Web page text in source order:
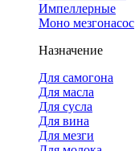
Импеллерные
Моно мезгонасос
Назначение
Для самогона
Для масла
Для сусла
Для вина
Для мезги